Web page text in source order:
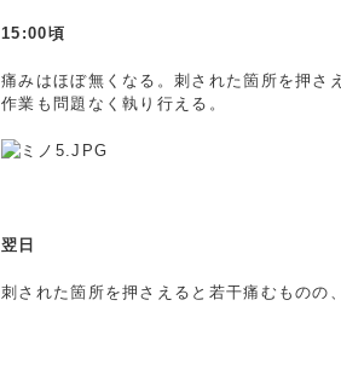
15:00頃
痛みはほぼ無くなる。刺された箇所を押さ
作業も問題なく執り行える。
翌日
刺された箇所を押さえると若干痛むものの